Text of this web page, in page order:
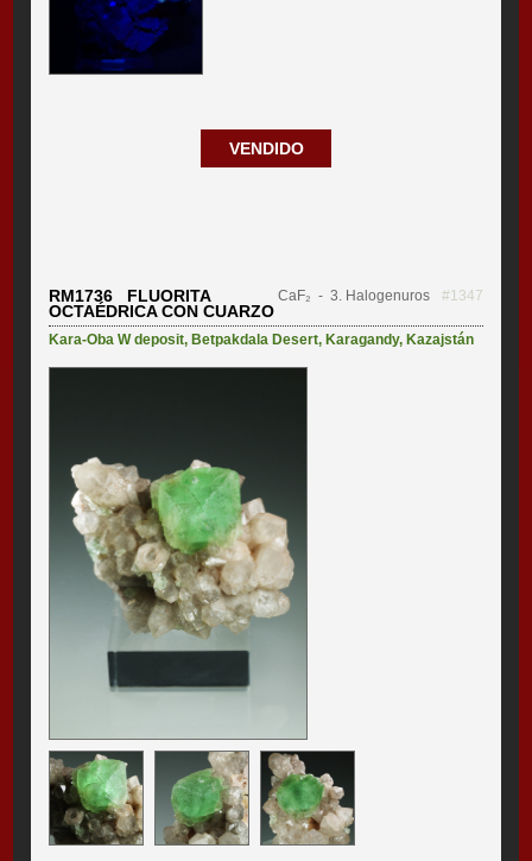
VENDIDO
RM1736 FLUORITA
OCTAÉDRICA CON CUARZO
CaF₂ - 3. Halogenuros #1347
Kara-Oba W deposit,Betpakdala Desert,Karagandy,Kazajstán